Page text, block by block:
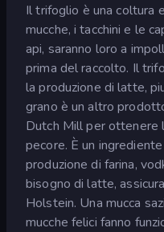
Il trifoglio è una coltura
mucche, i tacchini e le
api, saranno loro a
prima del raccolto. Il
la produzione di latte,
grano è un altro
Dutch Mill per ottenere
pecore. È un
produzione di farina,
bisogno di latte,
Holstein. Una mucca
mucche felici fanno